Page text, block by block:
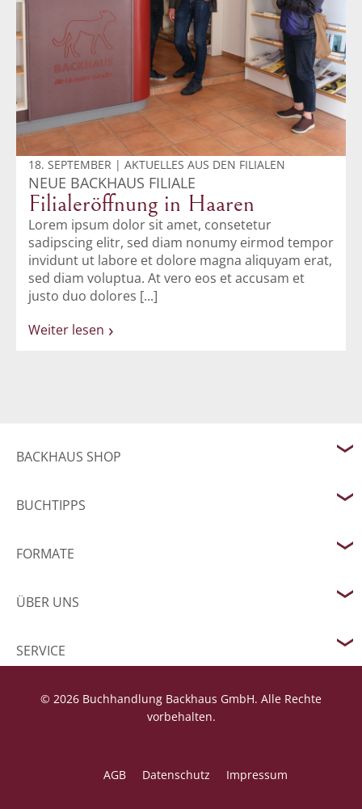
18. SEPTEMBER | AKTUELLES AUS DEN FILIALEN
NEUE BACKHAUS FILIALE
Filialeröffnung in Haaren
Lorem ipsum dolor sit amet, consetetur
sadipscing elitr, sed diam nonumy eirmod tempor
invidunt ut labore et dolore magna aliquyam erat,
sed diam voluptua. At vero eos et accusam et
justo duo dolores [...]
Weiter lesen
BACKHAUS SHOP
BUCHTIPPS
FORMATE
ÜBER UNS
SERVICE
© 2026 Buchhandlung Backhaus GmbH. Alle Rechte
vorbehalten.
AGB Datenschutz Impressum